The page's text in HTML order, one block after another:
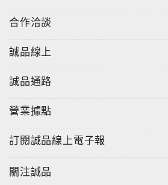
位應提報監造計畫，其內容除機關
畫審查作業程序、材料與設備抽驗
查程序及標準、品質稽核、文件紀
萬元以上未達查核金額之工程，監
括監造範圍、品質計畫審查作業程
標準、文件紀錄管理系統等項目。
程序、施工計畫審查作業程序、材
合作洽談
誠品線上
誠品通路
營業據點
訂閱誠品線上電子報
關注誠品